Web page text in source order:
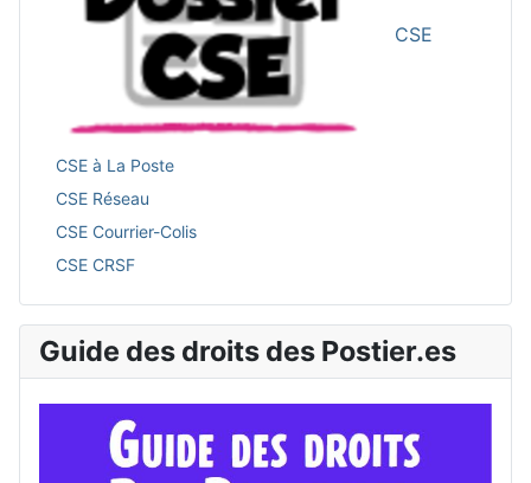
CSE
CSE à La Poste
CSE Réseau
CSE Courrier-Colis
CSE CRSF
Guide des droits des Postier.es